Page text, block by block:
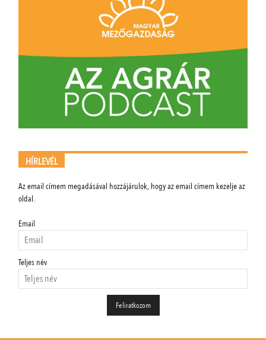
HÍRLEVÉL
Az email címem megadásával hozzájárulok, hogy az email címem kezelje az
oldal.
Email
Teljes név